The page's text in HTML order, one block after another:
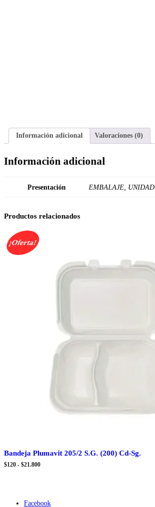
Información adicional Valoraciones (0)
Información adicional
Presentación EMBALAJE, UNIDAD
Productos relacionados
¡Oferta!
Bandeja Plumavit 205/2 S.G. (200) Cd-Sg.
$120 - $21.800Rango
hasta
Facebook